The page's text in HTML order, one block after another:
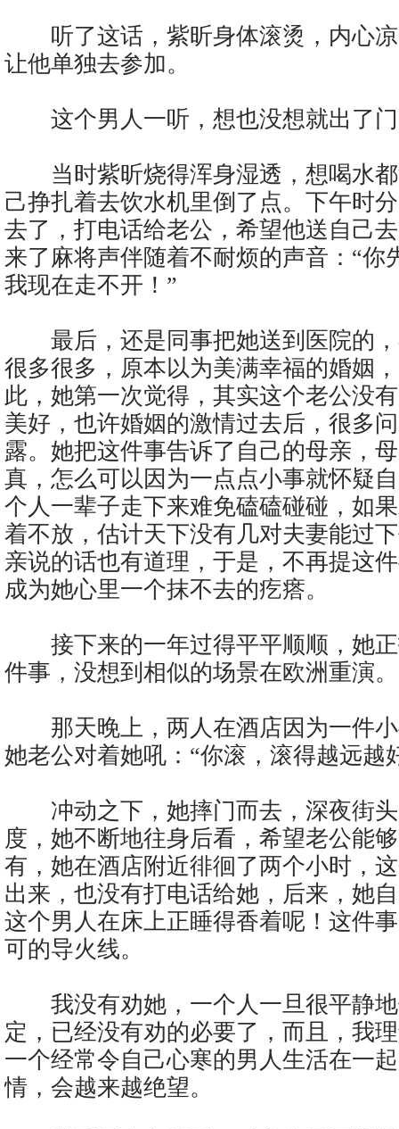
听了这话，紫昕身体滚烫，内心凉
让他单独去参加。
这个男人一听，想也没想就出了
当时紫昕烧得浑身湿透，想喝水都
己挣扎着去饮水机里倒了点。下午时
去了，打电话给老公，希望他送自己
来了麻将声伴随着不耐烦的声音：“你
我现在走不开！”
最后，还是同事把她送到医院的，
很多很多，原本以为美满幸福的婚姻
此，她第一次觉得，其实这个老公没
美好，也许婚姻的激情过去后，很多
露。她把这件事告诉了自己的母亲，
真，怎么可以因为一点点小事就怀疑
个人一辈子走下来难免磕磕碰碰，如
着不放，估计天下没有几对夫妻能过
亲说的话也有道理，于是，不再提这
成为她心里一个抹不去的疙瘩。
接下来的一年过得平平顺顺，她正
件事，没想到相似的场景在欧洲重演。
那天晚上，两人在酒店因为一件小
她老公对着她吼：“你滚，滚得越远越
冲动之下，她摔门而去，深夜街头
度，她不断地往身后看，希望老公能
有，她在酒店附近徘徊了两个小时，
出来，也没有打电话给她，后来，她
这个男人在床上正睡得香着呢！这件
可的导火线。
我没有劝她，一个人一旦很平静地
定，已经没有劝的必要了，而且，我
一个经常令自己心寒的男人生活在一
情，会越来越绝望。